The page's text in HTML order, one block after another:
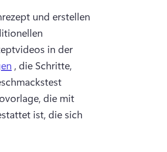
und erstellen
in der
, die Schritte,
die mit
ist, die sich